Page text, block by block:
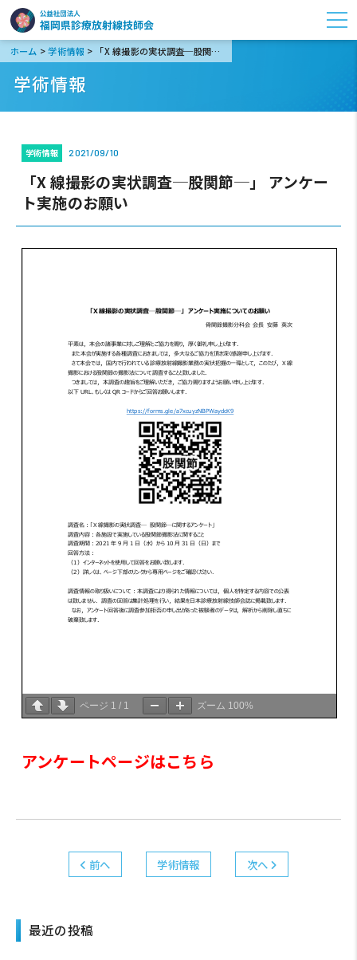
ホーム >学術情報 > 「X 線撮影の実状調査─股関節─」 アンケート実施のお願い
学術情報
学術情報 2021/09/10
「X 線撮影の実状調査─股関節─」 アンケー
ト実施のお願い
ページ 1 / 1 ズーム 100%
アンケートページはこちら
前へ 学術情報 次へ
最近の投稿